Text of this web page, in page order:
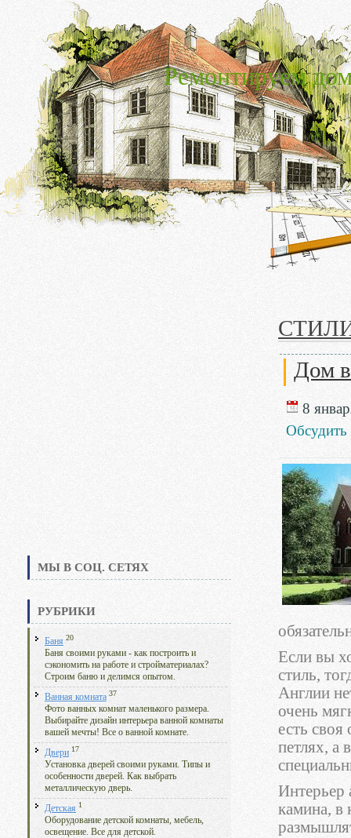
Ремонтируем
МЫ В СОЦ. СЕТЯХ
РУБРИКИ
Баня 20
Баня своими руками - как построить и
сэкономить на работе и стройматериалах?
Строим баню и делимся опытом.
Ванная комната 37
Фото ванных комнат маленького размера.
Выбирайте дизайн интерьера ванной комнаты
вашей мечты! Все о ванной комнате.
Двери 17
Установка дверей своими руками. Типы и
особенности дверей. Как выбрать
металлическую дверь.
Детская 1
Оборудование детской комнаты, мебель,
освещение. Все для детской.
Дом
8
Обсудить
Если вы
стиль,
Англии
очень
есть своя
петлях, а
Интерьер
камина, в